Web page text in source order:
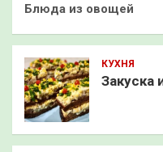
Блюда из овощей
КУХНЯ
Закуска